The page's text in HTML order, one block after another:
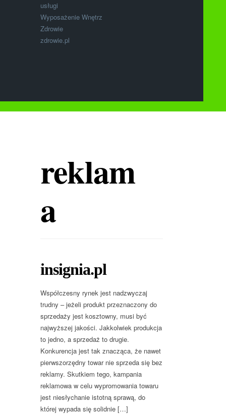
usługi
Wyposażenie Wnętrz
Zdrowie
zdrowie.pl
reklam
a
insignia.pl
Współczesny rynek jest nadzwyczaj
trudny – jeżeli produkt przeznaczony do
sprzedaży jest kosztowny, musi być
najwyższej jakości. Jakkolwiek produkcja
to jedno, a sprzedaż to drugie.
Konkurencja jest tak znacząca, że nawet
pierwszorzędny towar nie sprzeda się bez
reklamy. Skutkiem tego, kampania
reklamowa w celu wypromowania towaru
jest niesłychanie istotną sprawą, do
której wypada się solidnie […]